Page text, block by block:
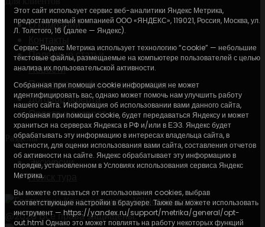
Этот сайт использует сервис веб-аналитики Яндекс Метрика,
предоставляемый компанией ООО «ЯНДЕКС», 119021, Россия, Москва, ул.
Л. Толстого, 16 (далее — Яндекс).
Сервис Яндекс Метрика использует технологию “cookie” — небольшие
текстовые файлы, размещаемые на компьютере пользователей с целью
анализа их пользовательской активности.
Собранная при помощи cookie информация не может
идентифицировать вас, однако может помочь нам улучшить работу
нашего сайта. Информация об использовании вами данного сайта,
собранная при помощи cookie, будет передаваться Яндексу и может
храниться на серверах Яндекса в РФ и/или в ЕЭЗ. Яндекс будет
обрабатывать эту информацию в интересах владельца сайта, в
частности, для оценки использования вами сайта, составления отчетов
об активности на сайте. Яндекс обрабатывает эту информацию в
порядке, установленном в Условиях использования сервиса Яндекс
Метрика.
Вы можете отказаться от использования cookies, выбрав
соответствующие настройки в браузере. Также вы можете использовать
инструмент — https://yandex.ru/support/metrika/general/opt-
out.html Однако это может повлиять на работу некоторых функций
О компании
Полезные статьи
Новости
Политика конфиденциальности
Договор оферта
Оплата и возврат
Разделы
Экскурсии
Поиск тура
@2026 Все права защищены.